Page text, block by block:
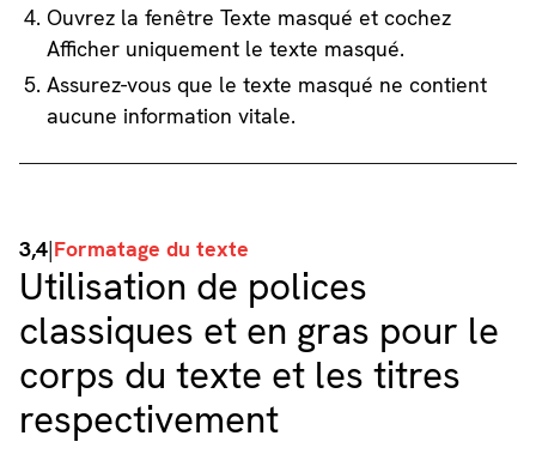
Ouvrez la fenêtre Texte masqué et cochez
Afficher uniquement le texte masqué.
Assurez-vous que le texte masqué ne contient
aucune information vitale.
3,4|Formatage du texte
Utilisation de polices
classiques et en gras pour le
corps du texte et les titres
respectivement